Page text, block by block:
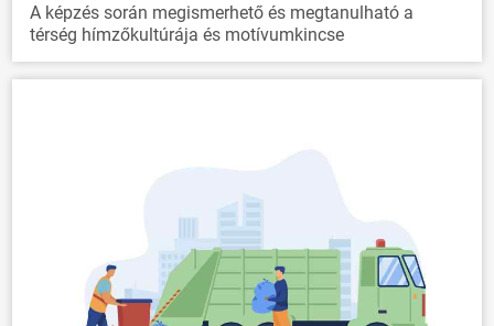
A képzés során megismerhető és megtanulható a
térség hímzőkultúrája és motívumkincse